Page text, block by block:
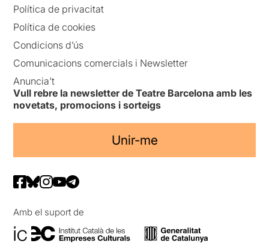
Política de privacitat
Política de cookies
Condicions d’ús
Comunicacions comercials i Newsletter
Anuncia’t
Vull rebre la newsletter de Teatre Barcelona amb les
novetats, promocions i sorteigs
Unir-me
Amb el suport de